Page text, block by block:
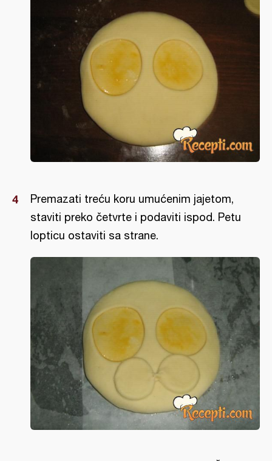
Premazati treću koru umućenim jajetom,
staviti preko četvrte i podaviti ispod. Petu
lopticu ostaviti sa strane.